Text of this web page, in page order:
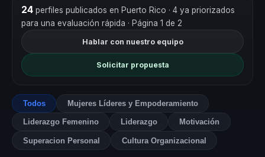
24perfiles publicados en Puerto Rico · 4 ya priorizados
para una evaluación rápida · Página 1 de 2
Hablar con nuestro equipo
Solicitar propuesta
Todos Mujeres Líderes y Empoderamiento
Liderazgo Femenino Liderazgo Motivación
Superacion Personal Cultura Organizacional